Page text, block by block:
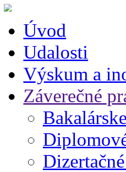
Úvod
Udalosti
Výskum a
Záverečné